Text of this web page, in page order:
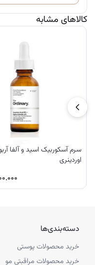
کالاهای مشابه
سرم آسکوربیک اسید و آلفا
اوردینری
دسته‌بندی‌ها
خرید محصولات پوستی
خرید محصولات مراقبتی مو